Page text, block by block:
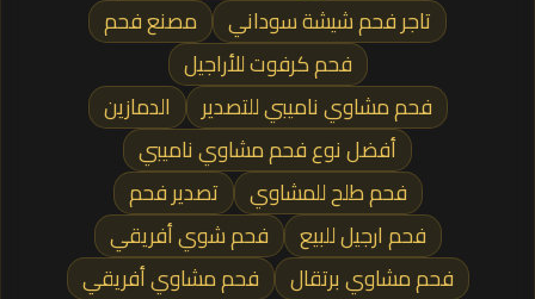
تاجر فحم شيشة سوداني
مصنع فحم
فحم كرفوت للأراجيل
فحم مشاوي ناميبي للتصدير
الدمازين
أفضل نوع فحم مشاوي ناميبي
فحم طلح للمشاوي
تصدير فحم
فحم ارجيل للبيع
فحم شوي أفريقي
فحم مشاوي برتقال
فحم مشاوي أفريقي